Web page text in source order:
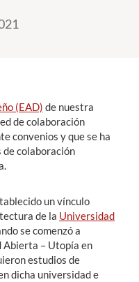
(EAD) de nuestra
de colaboración
convenios y que se ha
colaboración
un vínculo
de la Universidad
se comenzó a
Abierta – Utopía en
estudios de
dicha universidad e